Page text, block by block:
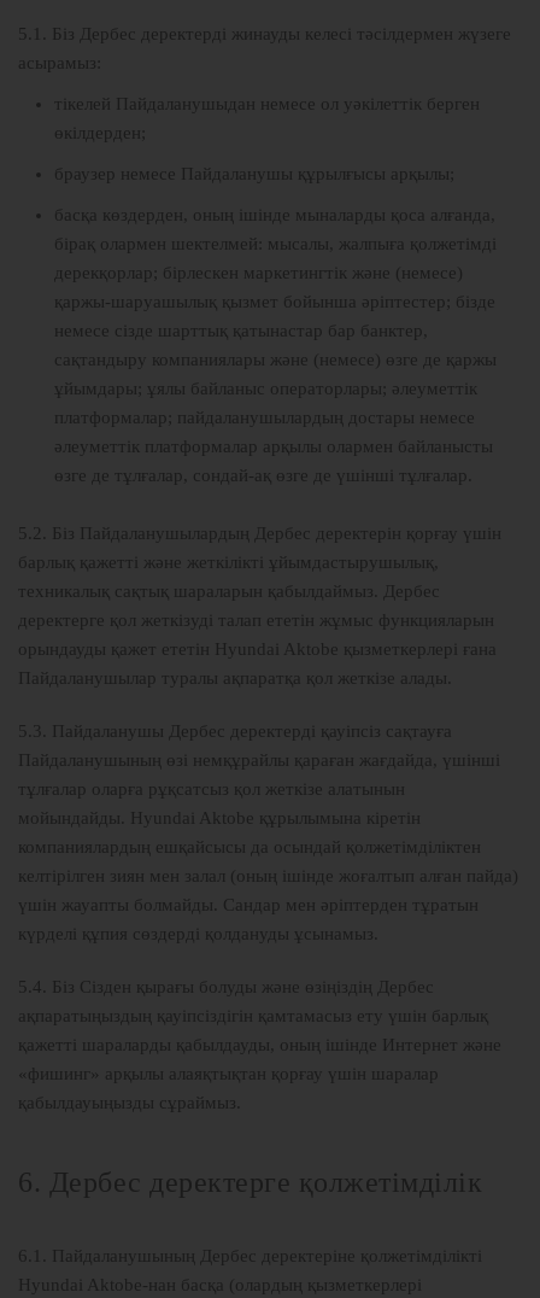
5.1. Біз Дербес деректерді жинауды келесі тәсілдермен жүзеге
асырамыз:
тікелей Пайдаланушыдан немесе ол уәкілеттік берген
өкілдерден;
браузер немесе Пайдаланушы құрылғысы арқылы;
басқа көздерден, оның ішінде мыналарды қоса алғанда,
бірақ олармен шектелмей: мысалы, жалпыға қолжетімді
дерекқорлар; бірлескен маркетингтік және (немесе)
қаржы-шаруашылық қызмет бойынша әріптестер; бізде
немесе сізде шарттық қатынастар бар банктер,
сақтандыру компаниялары және (немесе) өзге де қаржы
ұйымдары; ұялы байланыс операторлары; әлеуметтік
платформалар; пайдаланушылардың достары немесе
әлеуметтік платформалар арқылы олармен байланысты
өзге де тұлғалар, сондай-ақ өзге де үшінші тұлғалар.
5.2. Біз Пайдаланушылардың Дербес деректерін қорғау үшін
барлық қажетті және жеткілікті ұйымдастырушылық,
техникалық сақтық шараларын қабылдаймыз. Дербес
деректерге қол жеткізуді талап ететін жұмыс функцияларын
орындауды қажет ететін Hyundai Aktobe қызметкерлері ғана
Пайдаланушылар туралы ақпаратқа қол жеткізе алады.
5.3. Пайдаланушы Дербес деректерді қауіпсіз сақтауға
Пайдаланушының өзі немқұрайлы қараған жағдайда, үшінші
тұлғалар оларға рұқсатсыз қол жеткізе алатынын
мойындайды. Hyundai Aktobe құрылымына кіретін
компаниялардың ешқайсысы да осындай қолжетімділіктен
келтірілген зиян мен залал (оның ішінде жоғалтып алған пайда)
үшін жауапты болмайды. Сандар мен әріптерден тұратын
күрделі құпия сөздерді қолдануды ұсынамыз.
5.4. Біз Сізден қырағы болуды және өзіңіздің Дербес
ақпаратыңыздың қауіпсіздігін қамтамасыз ету үшін барлық
қажетті шараларды қабылдауды, оның ішінде Интернет және
«фишинг» арқылы алаяқтықтан қорғау үшін шаралар
қабылдауыңызды сұраймыз.
6. Дербес деректерге қолжетімділік
6.1. Пайдаланушының Дербес деректеріне қолжетімділікті
Hyundai Aktobe-нан басқа (олардың қызметкерлері